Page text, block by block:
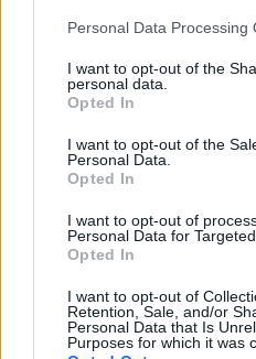
Personal Data Processing
I want to opt-out of the
personal data.
Opted In
I want to opt-out of the
Personal Data.
Opted In
I want to opt-out of
Personal Data for
Opted In
I want to opt-out of
Retention, Sale, and/or
Personal Data that Is
Purposes for which it was
Autore
Leggi anche...
Lazio, i convocati di